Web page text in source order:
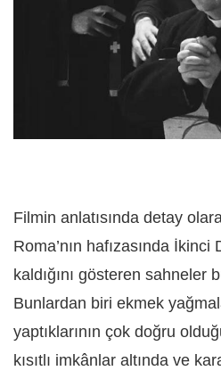
Filmin anlatısında detay
Roma’nın hafızasında İkinci
kaldığını gösteren sahneler
Bunlardan biri ekmek
yaptıklarının çok doğru
kısıtlı imkânlar altında ve